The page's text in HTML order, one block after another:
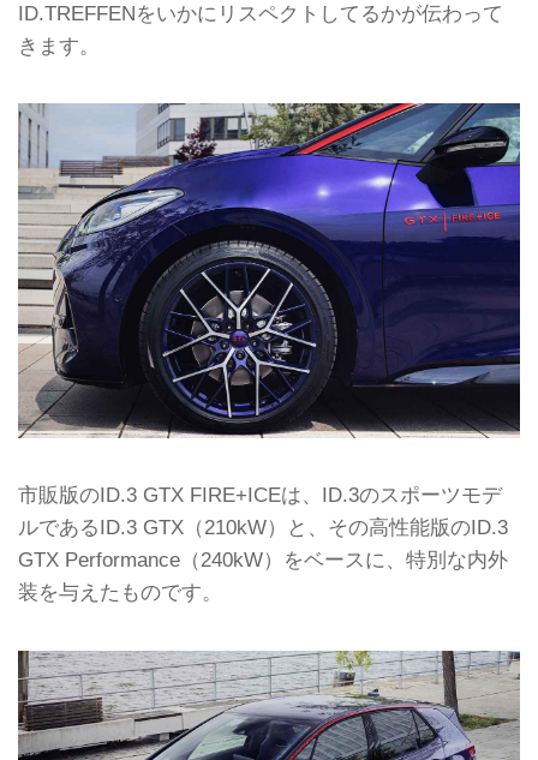
昨年の様子はこちら。
のオーナーが集う「ID.TREF...
ID.TREFFENをいかにリスペクトしてるかが伝わって
きます。
市販版のID.3 GTX FIRE+ICEは、ID.3のスポーツモデ
ルであるID.3 GTX（210kW）と、その高性能版のID.3
GTX Performance（240kW）をベースに、特別な内外
装を与えたものです。